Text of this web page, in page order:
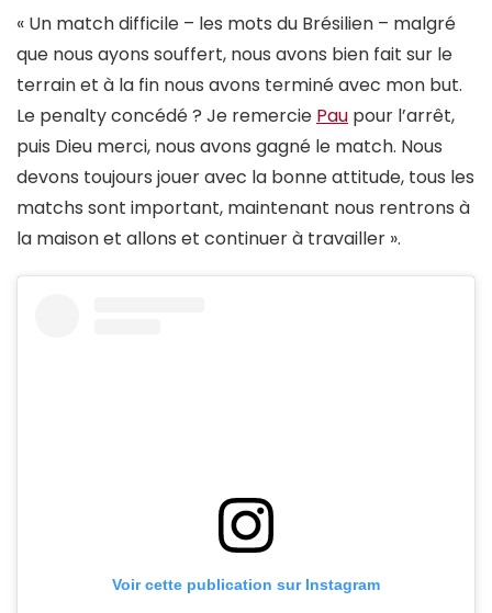
« Un match difficile – les mots du Brésilien – malgré
que nous ayons souffert, nous avons bien fait sur le
terrain et à la fin nous avons terminé avec mon but.
Le penalty concédé ? Je remercie Pau pour l’arrêt,
puis Dieu merci, nous avons gagné le match. Nous
devons toujours jouer avec la bonne attitude, tous les
matchs sont important, maintenant nous rentrons à
la maison et allons et continuer à travailler ».
Voir cette publication sur Instagram